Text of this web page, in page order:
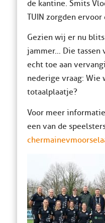
de kantine. Smits
TUIN zorgden
Gezien wij er nu
jammer… Die tassen
echt toe aan
nederige vraag: Wie
totaalplaatje?
Voor meer
een van de